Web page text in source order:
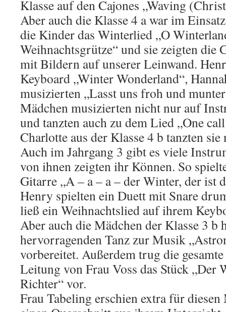
Klasse auf den Cajones „Waving
Aber auch die Klasse 4 a war im
die Kinder das Winterlied „O
Weihnachtsgrütze“ und sie zeigten die
mit Bildern auf unserer Leinwand.
Keyboard „Winter Wonderland“,
musizierten „Lasst uns froh und
Mädchen musizierten nicht nur auf
und tanzten auch zu dem Lied „One
Charlotte aus der Klasse 4 b tanzten sie
Auch im Jahrgang 3 gibt es viele
von ihnen zeigten ihr Können. So
Gitarre „A – a – a – der Winter, der ist
Henry spielten ein Duett mit Snare
ließ ein Weihnachtslied auf ihrem
Aber auch die Mädchen der Klasse 3 b
hervorragenden Tanz zur Musik
vorbereitet. Außerdem trug die
Leitung von Frau Voss das Stück „Der
Richter“ vor.
Frau Tabeling erschien extra für